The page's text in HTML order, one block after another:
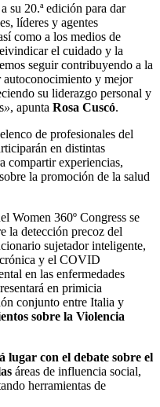
su 20.ª edición para dar
líderes y agentes
como a los medios de
el cuidado y la
seguir contribuyendo a la
y mejor
su liderazgo personal y
», apunta Rosa Cuscó.
de profesionales del
en distintas
compartir experiencias,
la promoción de la salud
Women 360º Congress se
la detección precoz del
sujetador inteligente,
y el COVID
en las enfermedades
en primicia
conjunto entre Italia y
sobre la Violencia
con el debate sobre el
áreas de influencia social,
herramientas de